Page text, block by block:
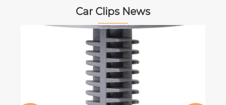
Car Clips News